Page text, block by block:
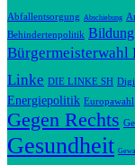
Abfallentsorgung Abschiebung
Behindertenpolitik Bildung
Bürgermeisterwahl
Linke DIE LINKE SH
Energiepolitik Europawahl
Gegen Rechts
Gesundheit